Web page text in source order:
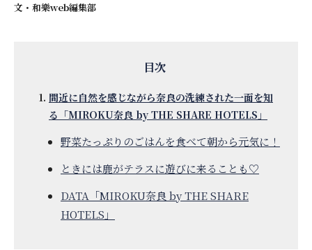
文・ 和樂web編集部
間近に自然を感じながら奈良の洗練された一面を知
る「MIROKU奈良 by THE SHARE HOTELS」
野菜たっぷりのごはんを食べて朝から元気に！
ときには鹿がテラスに遊びに来ることも♡
DATA「MIROKU奈良 by THE SHARE
HOTELS」